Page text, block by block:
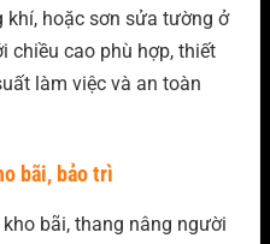
khí, hoặc sơn sửa tường ở
chiều cao phù hợp, thiết
làm việc và an toàn
bãi, bảo trì
bãi, thang nâng người